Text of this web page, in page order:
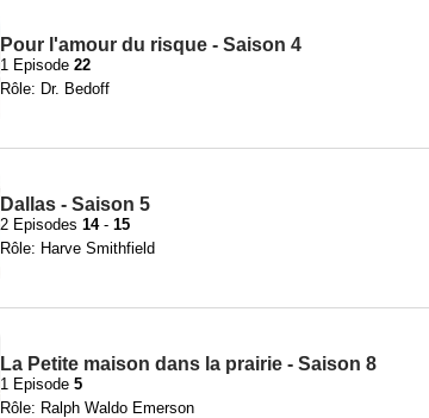
Pour l'amour du risque - Saison 4
1 Episode 22
Rôle: Dr. Bedoff
Dallas - Saison 5
2 Episodes 14- 15
Rôle: Harve Smithfield
La Petite maison dans la prairie - Saison 8
1 Episode 5
Rôle: Ralph Waldo Emerson